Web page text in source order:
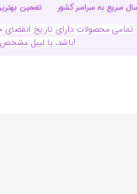
تمامی محصولات دارای تاریخ
باشد، با لیبل مشخص نمایش داده می شود و شامل تخفیف ویژه می گردد!
تضمین سریع به سراسر کشور